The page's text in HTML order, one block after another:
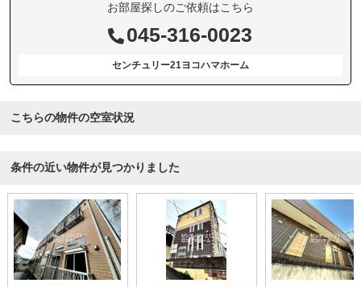
お部屋探しのご依頼はこちら
045-316-0023
センチュリー21ヨコハマホーム
こちらの物件の空室状況
条件の近い物件が見つかりました